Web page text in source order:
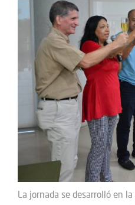
La jornada se desarrolló en